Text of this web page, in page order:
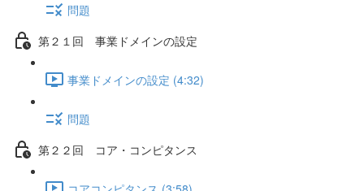
問題
第２１回 事業ドメインの設定
事業ドメインの設定 (4:32)
問題
第２２回 コア・コンピタンス